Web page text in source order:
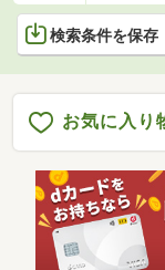
検索条件を保存
お気に入り